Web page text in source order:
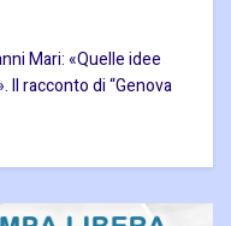
Mari: «Quelle idee
Il racconto di “Genova